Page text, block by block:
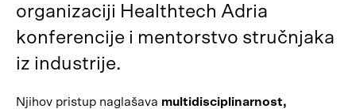
organizaciji Healthtech Adria
konferencije i mentorstvo stručnjaka
iz industrije.
Njihov pristup naglašava multidisciplinarnost,